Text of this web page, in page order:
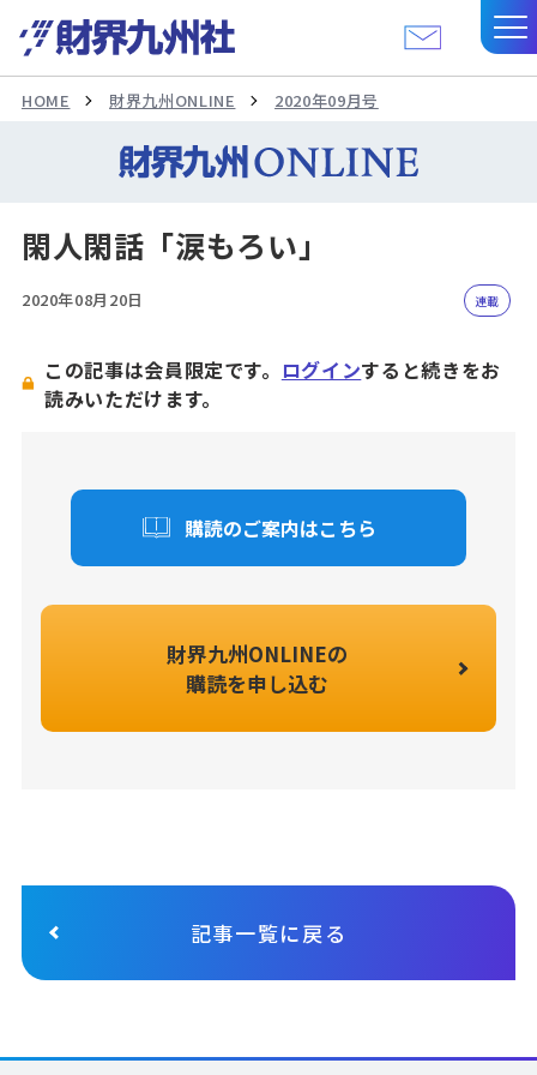
HOME 財界九州ONLINE 2020年09月号
閑人閑話「涙もろい」
2020年08月20日 連載
この記事は会員限定です。 ログインすると続きをお
読みいただけます。
購読のご案内はこちら
財界九州ONLINEの
購読を申し込む
記事一覧に戻る